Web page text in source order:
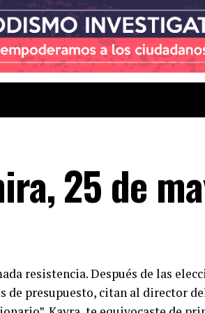
25 de
resistencia. Después de las
de presupuesto, citan al director